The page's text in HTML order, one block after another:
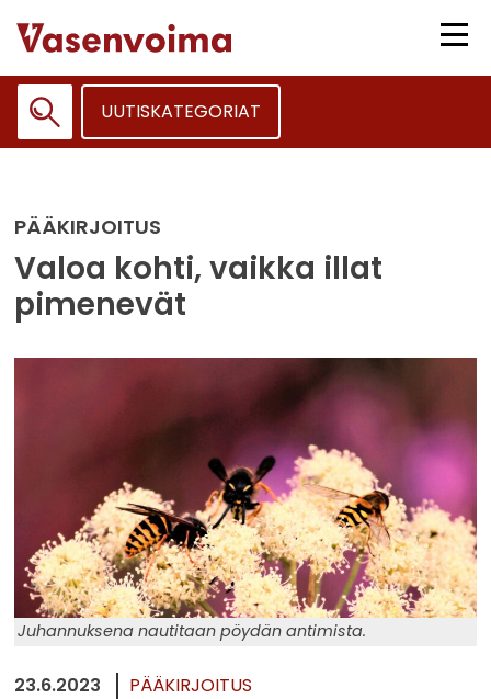
sisältöön
UUTISKATEGORIAT
PÄÄKIRJOITUS
Valoa kohti, vaikka illat
pimenevät
Juhannuksena nautitaan pöydän antimista.
23.6.2023
PÄÄKIRJOITUS